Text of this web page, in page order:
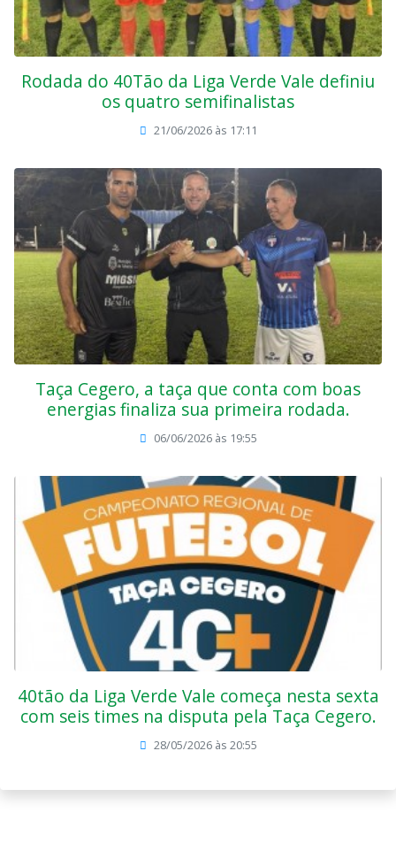
Rodada do 40Tão da Liga Verde Vale definiu
os quatro semifinalistas
21/06/2026 às 17:11
Taça Cegero, a taça que conta com boas
energias finaliza sua primeira rodada.
06/06/2026 às 19:55
40tão da Liga Verde Vale começa nesta sexta
com seis times na disputa pela Taça Cegero.
28/05/2026 às 20:55